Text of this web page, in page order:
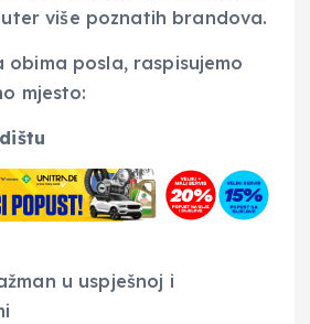
više poznatih brandova.
obima posla, raspisujemo
mjesto:
u uspješnoj i